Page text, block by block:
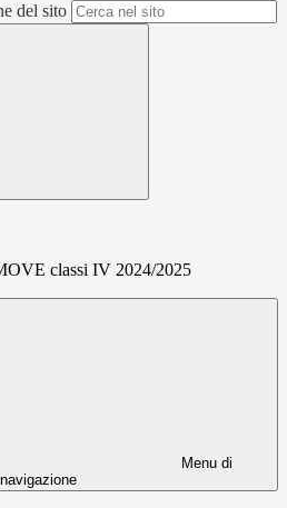
del sito
classi IV 2024/2025
Menu di
navigazione